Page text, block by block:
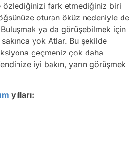
özlediğinizi fark etmediğiniz biri
oturan öküz nedeniyle de
ya da görüşebilmek için
sakınca yok Atlar. Bu şekilde
geçmeniz çok daha
iyi bakın, yarın görüşmek
yılları: